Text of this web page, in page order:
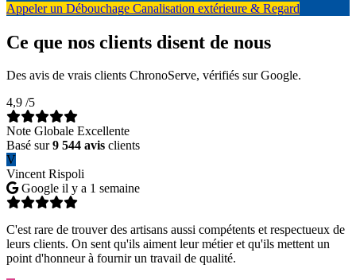
Appeler un Débouchage Canalisation extérieure & Regard
Ce que nos clients disent de nous
Des avis de vrais clients ChronoServe, vérifiés sur Google.
4,9 /5
Note Globale Excellente
Basé sur9 544 avis clients
V
Vincent Rispoli
Google il y a 1 semaine
C'est rare de trouver des artisans aussi compétents et respectueux de
leurs clients. On sent qu'ils aiment leur métier et qu'ils mettent un
point d'honneur à fournir un travail de qualité.